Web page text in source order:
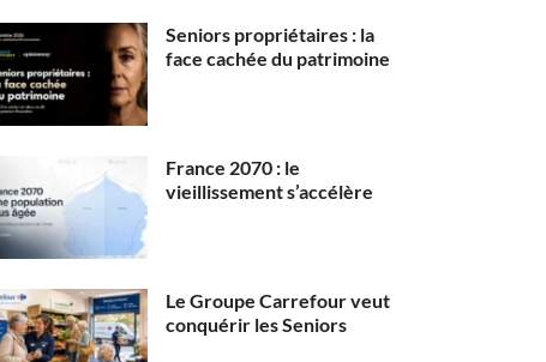
Seniors propriétaires : la
face cachée du patrimoine
France 2070 : le
vieillissement s’accélère
Le Groupe Carrefour veut
conquérir les Seniors